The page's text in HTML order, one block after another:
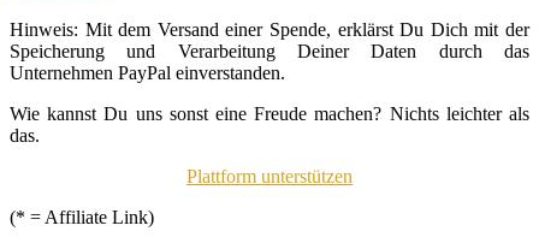
Hinweis: Mit dem Versand einer Spende, erklärst Du Dich mit der
Speicherung und Verarbeitung Deiner Daten durch das
Unternehmen PayPal einverstanden.
Wie kannst Du uns sonst eine Freude machen? Nichts leichter als
das.
Plattform unterstützen
(* = Affiliate Link)